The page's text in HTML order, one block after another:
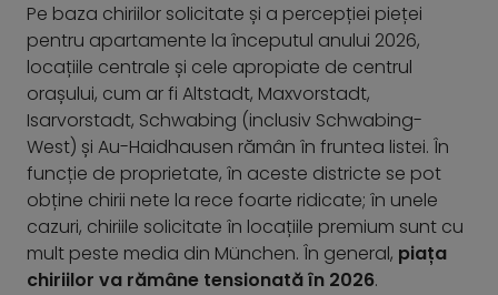
Pe baza chiriilor solicitate și a percepției pieței
pentru apartamente la începutul anului 2026,
locațiile centrale și cele apropiate de centrul
orașului, cum ar fi Altstadt, Maxvorstadt,
Isarvorstadt, Schwabing (inclusiv Schwabing-
West) și Au-Haidhausen rămân în fruntea listei. În
funcție de proprietate, în aceste districte se pot
obține chirii nete la rece foarte ridicate; în unele
cazuri, chiriile solicitate în locațiile premium sunt cu
mult peste media din München. În general, piața
chiriilor va rămâne tensionată în 2026.